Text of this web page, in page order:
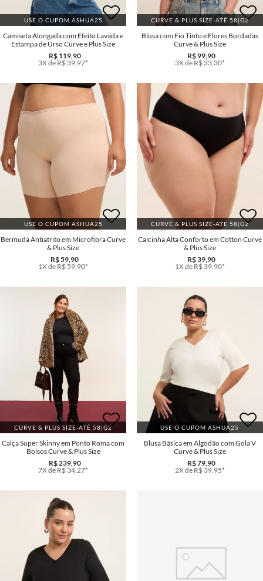
USE O CUPOM ASHUA25
Camiseta Alongada com Efeito Lavada e
Estampa de Urso Curve e Plus Size
R$ 119,90
3X de R$ 39,97*
CURVE & PLUS SIZE-ATÉ 58|G2
Blusa com Fio Tinto e Flores Bordadas
Curve & Plus Size
R$ 99,90
3X de R$ 33,30*
USE O CUPOM ASHUA25
Bermuda Antiatrito em Microfibra Curve
& Plus Size
R$ 59,90
1X de R$ 59,90*
CURVE & PLUS SIZE-ATÉ 58|G2
Calcinha Alta Conforto em Cotton Curve
& Plus Size
R$ 39,90
1X de R$ 39,90*
CURVE & PLUS SIZE-ATÉ 58|G2
Calça Super Skinny em Ponto Roma com
Bolsos Curve & Plus Size
R$ 239,90
7X de R$ 34,27*
USE O CUPOM ASHUA25
Blusa Básica em Algodão com Gola V
Curve & Plus Size
R$ 79,90
2X de R$ 39,95*